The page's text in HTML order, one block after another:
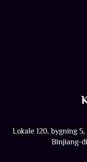
Lokale 120, bygning
Binjiang-